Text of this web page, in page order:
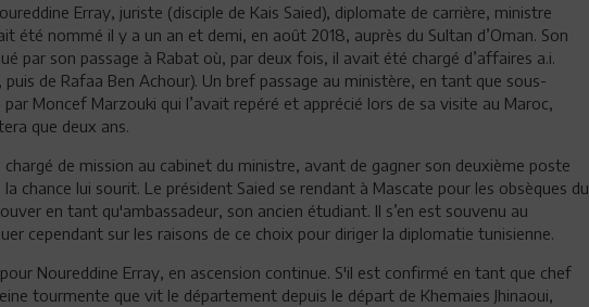
Erray, juriste (disciple de Kais Saied), diplomate de carrière, ministre
été nommé il y a un an et demi, en août 2018, auprès du Sultan d’Oman. Son
par son passage à Rabat où, par deux fois, il avait été chargé d’affaires a.i.
puis de Rafaa Ben Achour). Un bref passage au ministère, en tant que sous-
Moncef Marzouki qui l’avait repéré et apprécié lors de sa visite au Maroc,
que deux ans.
de mission au cabinet du ministre, avant de gagner son deuxième poste
la chance lui sourit. Le président Saied se rendant à Mascate pour les obsèques du
en tant qu'ambassadeur, son ancien étudiant. Il s’en est souvenu au
cependant sur les raisons de ce choix pour diriger la diplomatie tunisienne.
Noureddine Erray, en ascension continue. S'il est confirmé en tant que chef
tourmente que vit le département depuis le départ de Khemaies Jhinaoui,